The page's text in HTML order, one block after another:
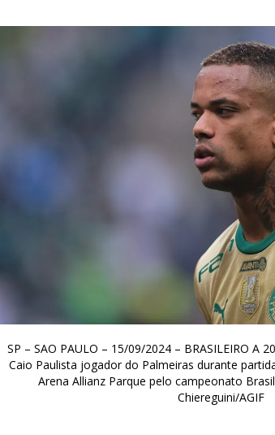
SP – SAO PAULO – 15/09/2024 – BRASILEIRO A
Caio Paulista jogador do Palmeiras durante
Arena Allianz Parque pelo campeonato
Chiereguini/AGIF